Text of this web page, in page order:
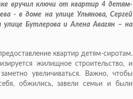
вручил ключи от квартир 4 детям-
- в доме на улице Ульянова, Сергей
улице Бутлерова и Алена Авагян – на
квартир детям-сиротам.
жилищное строительство, и
увеличиваться. Важно, чтобы
обжились, завели семьи и были